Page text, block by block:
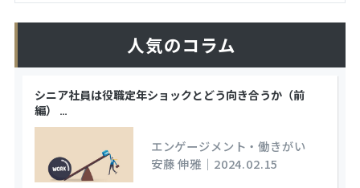
人気のコラム
シニア社員は役職定年ショックとどう向き合うか（前
編）
…
エンゲージメント・働きがい
安藤 伸雅 ｜ 2024.02.15